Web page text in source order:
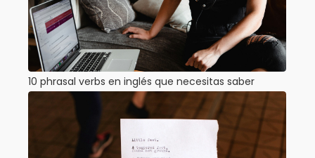
10 phrasal verbs en inglés que necesitas saber